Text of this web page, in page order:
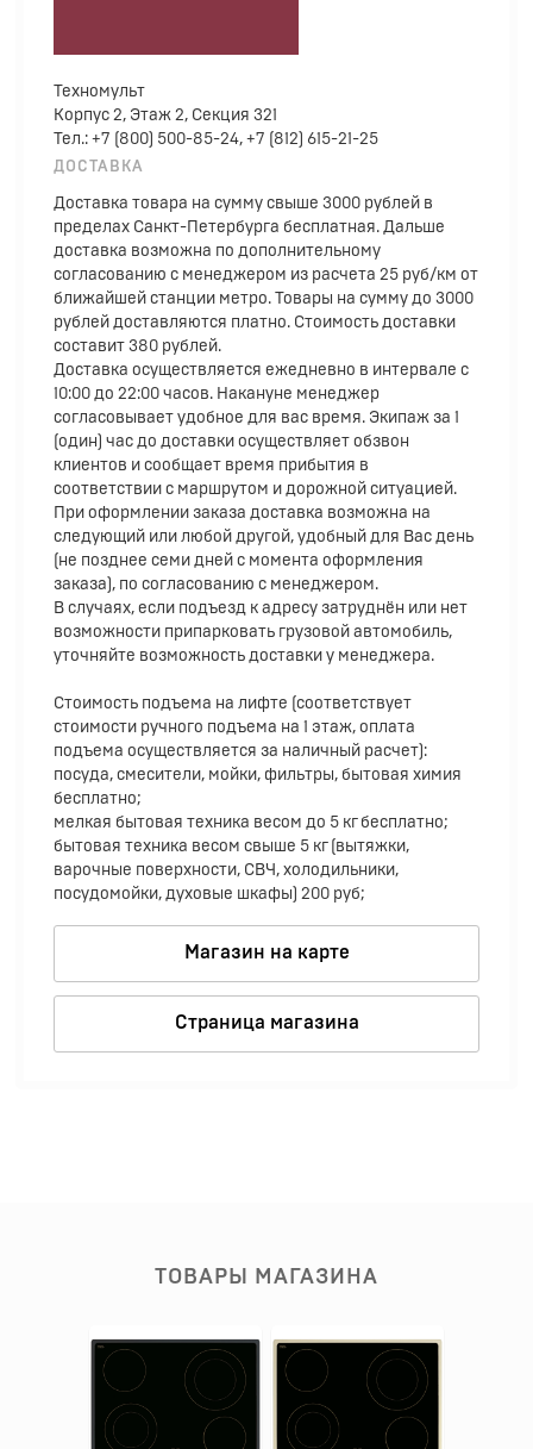
Техномульт
Корпус 2, Этаж 2, Секция 321
Тел.: +7 (800) 500-85-24, +7 (812) 615-21-25
ДОСТАВКА
Доставка товара на сумму свыше 3000 рублей в
пределах Санкт-Петербурга бесплатная. Дальше
доставка возможна по дополнительному
согласованию с менеджером из расчета 25 руб/км от
ближайшей станции метро. Товары на сумму до 3000
рублей доставляются платно. Стоимость доставки
составит 380 рублей.
Доставка осуществляется ежедневно в интервале с
10:00 до 22:00 часов. Накануне менеджер
согласовывает удобное для вас время. Экипаж за 1
(один) час до доставки осуществляет обзвон
клиентов и сообщает время прибытия в
соответствии с маршрутом и дорожной ситуацией.
При оформлении заказа доставка возможна на
следующий или любой другой, удобный для Вас день
(не позднее семи дней с момента оформления
заказа), по согласованию с менеджером.
В случаях, если подъезд к адресу затруднён или нет
возможности припарковать грузовой автомобиль,
уточняйте возможность доставки у менеджера.
Стоимость подъема на лифте (соответствует
стоимости ручного подъема на 1 этаж, оплата
подъема осуществляется за наличный расчет):
посуда, смесители, мойки, фильтры, бытовая химия
бесплатно;
мелкая бытовая техника весом до 5 кг бесплатно;
бытовая техника весом свыше 5 кг (вытяжки,
варочные поверхности, СВЧ, холодильники,
посудомойки, духовые шкафы) 200 руб;
Магазин на карте
Страница магазина
ТОВАРЫ МАГАЗИНА